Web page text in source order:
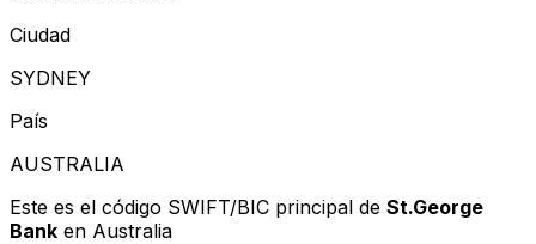
Ciudad
SYDNEY
País
AUSTRALIA
Este es el código SWIFT/BIC principal de St.George
Bank en Australia